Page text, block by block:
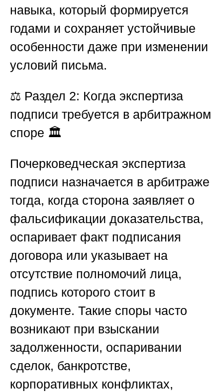
навыка, который формируется
годами и сохраняет устойчивые
особенности даже при изменении
условий письма.
⚖️ Раздел 2: Когда экспертиза
подписи требуется в арбитражном
споре 🏛️
Почерковедческая экспертиза
подписи назначается в арбитраже
тогда, когда сторона заявляет о
фальсификации доказательства,
оспаривает факт подписания
договора или указывает на
отсутствие полномочий лица,
подпись которого стоит в
документе. Такие споры часто
возникают при взыскании
задолженности, оспаривании
сделок, банкротстве,
корпоративных конфликтах,